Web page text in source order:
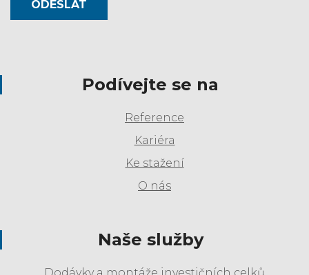
ODESLAT
Podívejte se na
Reference
Kariéra
Ke stažení
O nás
Naše služby